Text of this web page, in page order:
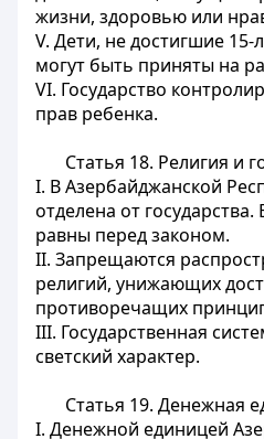
жизни, здоровью или
V. Дети, не достигшие 15-
могут быть приняты на
VI. Государство
прав ребенка.
Статья 18. Религия и
I. В Азербайджанской
отделена от
равны перед законом.
II. Запрещаются
религий, унижающих
противоречащих
III. Государственная
светский характер.
Статья 19. Денежная
I. Денежной единицей